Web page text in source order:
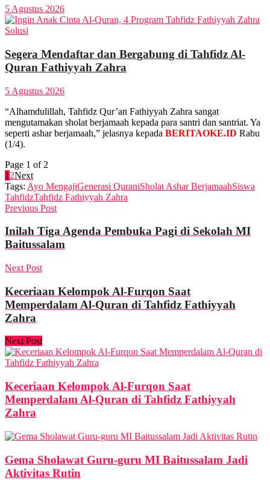
5 Agustus 2026
Segera Mendaftar dan Bergabung di Tahfidz Al-
Quran Fathiyyah Zahra
5 Agustus 2026
“Alhamdulillah, Tahfidz Qur’an Fathiyyah Zahra sangat
mengutamakan sholat berjamaah kepada para santri dan santriat. Ya
seperti ashar berjamaah,” jelasnya kepada BERITAOKE.ID Rabu
(1/4).
Page 1 of 2
1 2Next
Tags: Ayo MengajiGenerasi QuraniSholat Ashar BerjamaahSiswa
TahfidzTahfidz Fathiyyah Zahra
Previous Post
Inilah Tiga Agenda Pembuka Pagi di Sekolah MI
Baitussalam
Next Post
Keceriaan Kelompok Al-Furqon Saat
Memperdalam Al-Quran di Tahfidz Fathiyyah
Zahra
Next Post
Keceriaan Kelompok Al-Furqon Saat
Memperdalam Al-Quran di Tahfidz Fathiyyah
Zahra
Gema Sholawat Guru-guru MI Baitussalam Jadi
Aktivitas Rutin